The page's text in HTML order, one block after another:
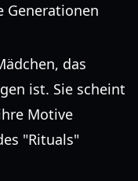
Generationen
das
ist. Sie scheint
Motive
"Rituals"